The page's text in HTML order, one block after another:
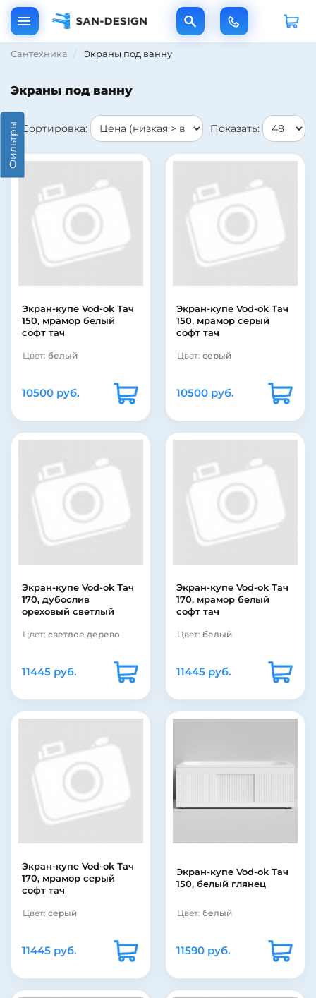
Сантехника Экраны под ванну
Экраны под ванну
Показать:
Сортировка:
Экран-купе Vod-ok Тач
150, мрамор белый
софт тач
Цвет: белый
10500 руб.
Экран-купе Vod-ok Тач
150, мрамор серый
софт тач
Цвет: серый
10500 руб.
Экран-купе Vod-ok Тач
170, дубослив
ореховый светлый
Цвет: светлое дерево
11445 руб.
Экран-купе Vod-ok Тач
170, мрамор белый
софт тач
Цвет: белый
11445 руб.
Экран-купе Vod-ok Тач
170, мрамор серый
софт тач
Цвет: серый
11445 руб.
Экран-купе Vod-ok Тач
150, белый глянец
Цвет: белый
11590 руб.
Фильтры